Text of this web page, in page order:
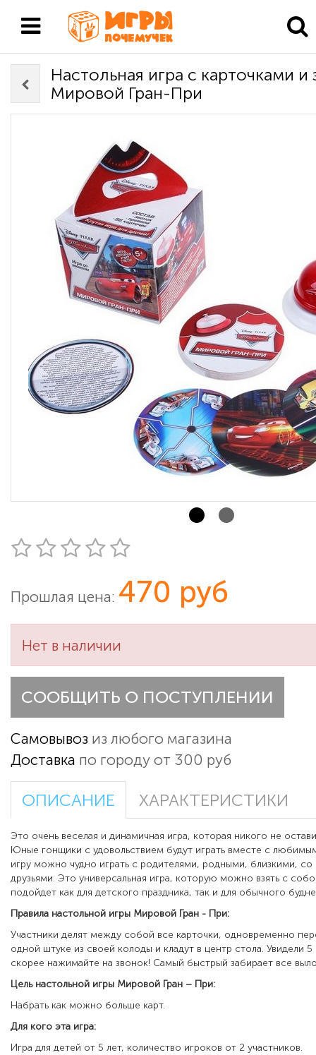
Настольная игра с карточками и
Мировой Гран-При
Прошлая цена: 470 руб
Нет в наличии
СООБЩИТЬ О ПОСТУПЛЕНИИ
Самовывоз из любого магазина
Доставка по городу от 300 руб
ОПИСАНИЕ ХАРАКТЕРИСТИКИ
Это очень веселая и динамичная игра, которая никого не
Юные гонщики с удовольствием будут играть вместе с
игру можно чудно играть с родителями, родными, близкими, со
друзьями. Это универсальная игра, которую можно взять с
подойдет как для детского праздника, так и для обычного
Правила настольной игры Мировой Гран - При:
Участники делят между собой все карточки, одновременно
одной штуке из своей колоды и кладут в центр стола. Увидели 5
скорее нажимайте на звонок! Самый быстрый забирает все
Цель настольной игры Мировой Гран – При:
Набрать как можно больше карт.
Для кого эта игра:
Игра для детей от 5 лет, количество игроков от 2 участников.